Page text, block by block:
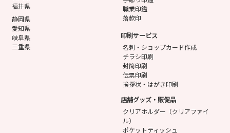
福井県
静岡県
愛知県
岐阜県
三重県
職業印鑑
落款印
印刷サービス
名刺・ショップカード作成
チラシ印刷
封筒印刷
伝票印刷
挨拶状・はがき印刷
店舗グッズ・販促品
クリアホルダー（クリアファイ
ル）
ポケットティッシュ